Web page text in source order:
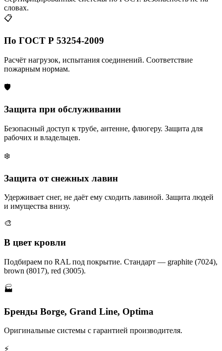
словах.
📋
По ГОСТ Р 53254-2009
Расчёт нагрузок, испытания соединений. Соответствие
пожарным нормам.
🛡️
Защита при обслуживании
Безопасный доступ к трубе, антенне, флюгеру. Защита для
рабочих и владельцев.
❄️
Защита от снежных лавин
Удерживает снег, не даёт ему сходить лавиной. Защита людей
и имущества внизу.
🎨
В цвет кровли
Подбираем по RAL под покрытие. Стандарт — graphite (7024),
brown (8017), red (3005).
🏭
Бренды Borge, Grand Line, Optima
Оригинальные системы с гарантией производителя.
⚡